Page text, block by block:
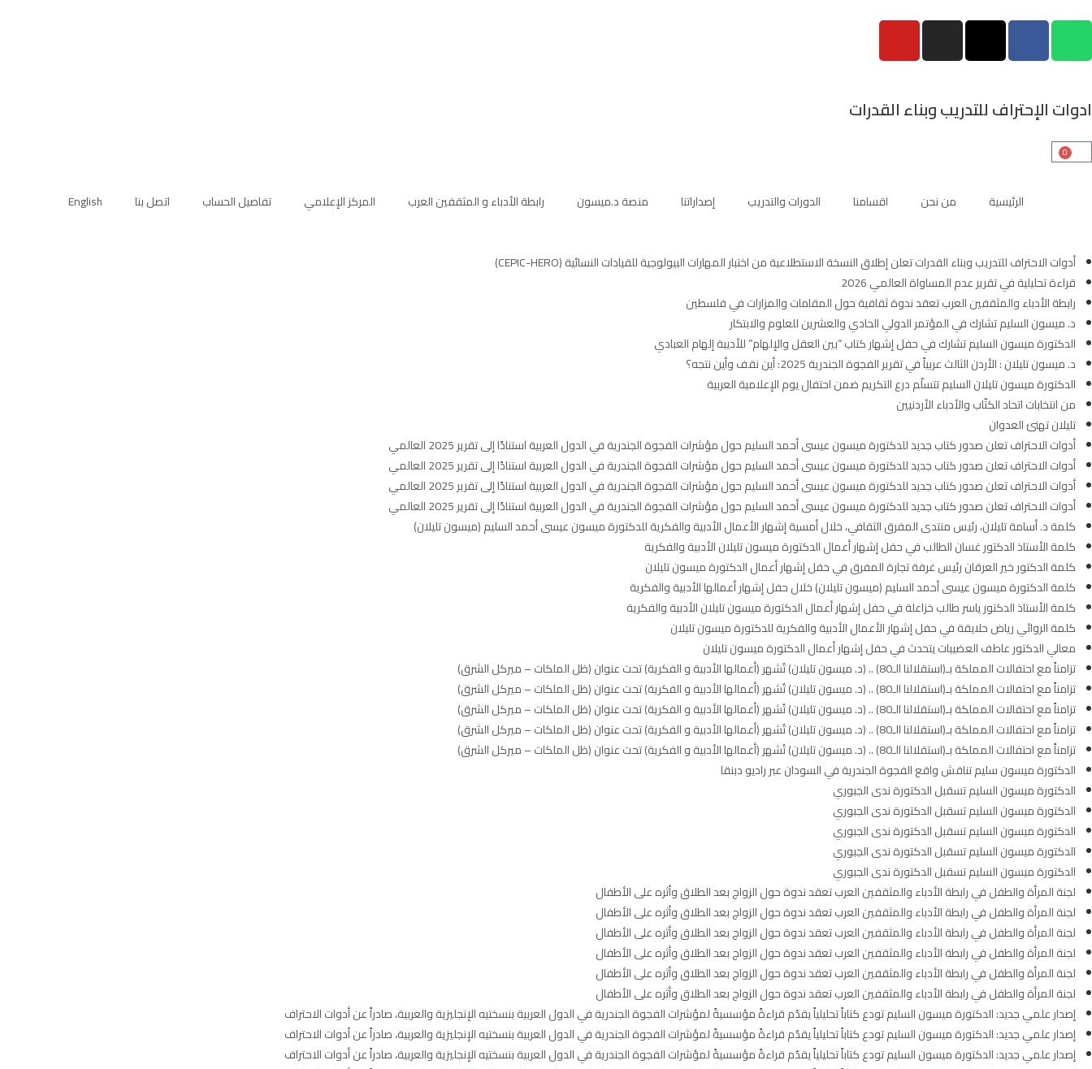
ادوات الإحتراف للتدريب وبناء القدرات
0
الرئيسية من نحن اقسامنا الدورات والتدريب إصداراتنا منصة د.ميسون رابطة الأدباء و المثقفين العرب المركز الإعلامي تفاصيل الحساب اتصل بنا English
أدوات الاحتراف للتدريب وبناء القدرات تعلن إطلاق النسخة الاستطلاعية من اختبار المهارات البيولوجية للقيادات النسائية (CEPIC-HERO)
قراءة تحليلية في تقرير عدم المساواة العالمي 2026
رابطة الأدباء والمثقفين العرب تعقد ندوة ثقافية حول المقامات والمزارات في فلسطين
د. ميسون السليم تشارك في المؤتمر الدولي الحادي والعشرين للعلوم والابتكار
الدكتورة ميسون السليم تشارك في حفل إشهار كتاب “بين العقل والإلهام” للأديبة إلهام العبادي
د. ميسون تليلان : الأردن الثالث عربياً في تقرير الفجوة الجندرية 2025: أين نقف وأين نتجه؟
الدكتورة ميسون تليلان السليم تتسلّم درع التكريم ضمن احتفال يوم الإعلامية العربية
من انتخابات اتحاد الكتّاب والأدباء الأردنيين
تليلان تهنئ العدوان
أدوات الاحتراف تعلن صدور كتاب جديد للدكتورة ميسون عيسى أحمد السليم حول مؤشرات الفجوة الجندرية في الدول العربية استنادًا إلى تقرير 2025 العالمي
أدوات الاحتراف تعلن صدور كتاب جديد للدكتورة ميسون عيسى أحمد السليم حول مؤشرات الفجوة الجندرية في الدول العربية استنادًا إلى تقرير 2025 العالمي
أدوات الاحتراف تعلن صدور كتاب جديد للدكتورة ميسون عيسى أحمد السليم حول مؤشرات الفجوة الجندرية في الدول العربية استنادًا إلى تقرير 2025 العالمي
أدوات الاحتراف تعلن صدور كتاب جديد للدكتورة ميسون عيسى أحمد السليم حول مؤشرات الفجوة الجندرية في الدول العربية استنادًا إلى تقرير 2025 العالمي
كلمة د. أسامة تليلان، رئيس منتدى المفرق الثقافي، خلال أمسية إشهار الأعمال الأدبية والفكرية للدكتورة ميسون عيسى أحمد السليم (ميسون تليلان)
كلمة الأستاذ الدكتور غسان الطالب في حفل إشهار أعمال الدكتورة ميسون تليلان الأدبية والفكرية
كلمة الدكتور خير العرقان رئيس غرفة تجارة المفرق في حفل إشهار أعمال الدكتورة ميسون تليلان
كلمة الدكتورة ميسون عيسى أحمد السليم (ميسون تليلان) خلال حفل إشهار أعمالها الأدبية والفكرية
كلمة الأستاذ الدكتور ياسر طالب خزاعلة في حفل إشهار أعمال الدكتورة ميسون تليلان الأدبية والفكرية
كلمة الروائي رياض حلايقة في حفل إشهار الأعمال الأدبية والفكرية للدكتورة ميسون تليلان
معالي الدكتور عاطف العضيبات يتحدث في حفل إشهار أعمال الدكتورة ميسون تليلان
تزامناً مع احتفالات المملكة بـ(استقلالنا الـ80) .. (د. ميسون تليلان) تُشهر (أعمالها الأدبية و الفكرية) تحت عنوان (ظل الملكات – ميركل الشرق)
تزامناً مع احتفالات المملكة بـ(استقلالنا الـ80) .. (د. ميسون تليلان) تُشهر (أعمالها الأدبية و الفكرية) تحت عنوان (ظل الملكات – ميركل الشرق)
تزامناً مع احتفالات المملكة بـ(استقلالنا الـ80) .. (د. ميسون تليلان) تُشهر (أعمالها الأدبية و الفكرية) تحت عنوان (ظل الملكات – ميركل الشرق)
تزامناً مع احتفالات المملكة بـ(استقلالنا الـ80) .. (د. ميسون تليلان) تُشهر (أعمالها الأدبية و الفكرية) تحت عنوان (ظل الملكات – ميركل الشرق)
تزامناً مع احتفالات المملكة بـ(استقلالنا الـ80) .. (د. ميسون تليلان) تُشهر (أعمالها الأدبية و الفكرية) تحت عنوان (ظل الملكات – ميركل الشرق)
الدكتورة ميسون سليم تناقش واقع الفجوة الجندرية في السودان عبر راديو دبنقا
الدكتورة ميسون السليم تسقبل الدكتورة ندى الجبوري
الدكتورة ميسون السليم تسقبل الدكتورة ندى الجبوري
الدكتورة ميسون السليم تسقبل الدكتورة ندى الجبوري
الدكتورة ميسون السليم تسقبل الدكتورة ندى الجبوري
الدكتورة ميسون السليم تسقبل الدكتورة ندى الجبوري
لجنة المرأة والطفل في رابطة الأدباء والمثقفين العرب تعقد ندوة حول الزواج بعد الطلاق وأثره على الأطفال
لجنة المرأة والطفل في رابطة الأدباء والمثقفين العرب تعقد ندوة حول الزواج بعد الطلاق وأثره على الأطفال
لجنة المرأة والطفل في رابطة الأدباء والمثقفين العرب تعقد ندوة حول الزواج بعد الطلاق وأثره على الأطفال
لجنة المرأة والطفل في رابطة الأدباء والمثقفين العرب تعقد ندوة حول الزواج بعد الطلاق وأثره على الأطفال
لجنة المرأة والطفل في رابطة الأدباء والمثقفين العرب تعقد ندوة حول الزواج بعد الطلاق وأثره على الأطفال
لجنة المرأة والطفل في رابطة الأدباء والمثقفين العرب تعقد ندوة حول الزواج بعد الطلاق وأثره على الأطفال
إصدار علمي جديد: الدكتورة ميسون السليم تودع كتاباً تحليلياً يقدّم قراءةً مؤسسيةً لمؤشرات الفجوة الجندرية في الدول العربية بنسختيه الإنجليزية والعربية، صادراً عن أدوات الاحتراف
إصدار علمي جديد: الدكتورة ميسون السليم تودع كتاباً تحليلياً يقدّم قراءةً مؤسسيةً لمؤشرات الفجوة الجندرية في الدول العربية بنسختيه الإنجليزية والعربية، صادراً عن أدوات الاحتراف
إصدار علمي جديد: الدكتورة ميسون السليم تودع كتاباً تحليلياً يقدّم قراءةً مؤسسيةً لمؤشرات الفجوة الجندرية في الدول العربية بنسختيه الإنجليزية والعربية، صادراً عن أدوات الاحتراف